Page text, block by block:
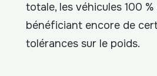
totale, les véhicules 100
bénéficiant encore de
tolérances sur le poids.